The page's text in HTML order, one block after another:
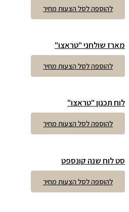
להוספה לסל הצעות מחיר
מארז שולחני "טראצו"
להוספה לסל הצעות מחיר
לוח תכנון "טראצו"
להוספה לסל הצעות מחיר
סט לוח שנה קונספט
להוספה לסל הצעות מחיר